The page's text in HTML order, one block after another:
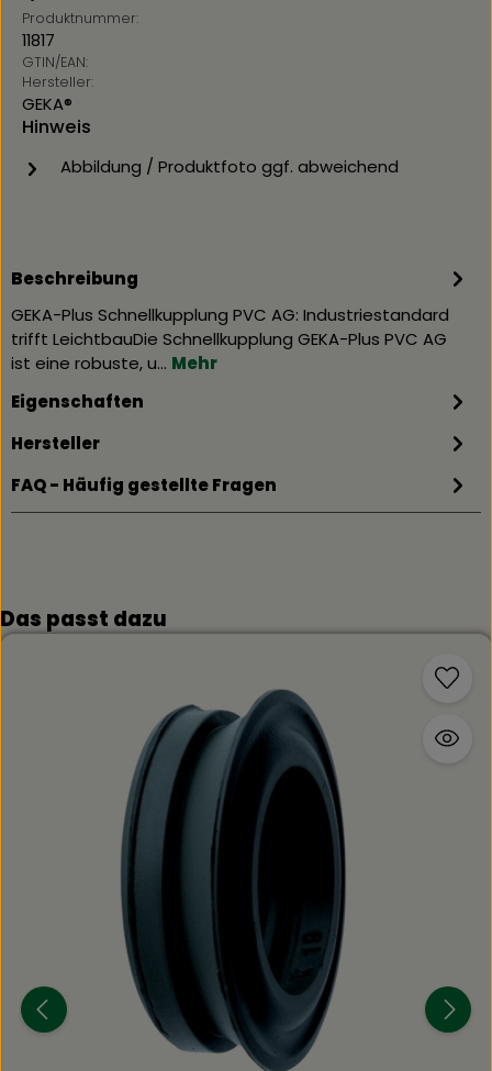
Produktnummer:
11817
GTIN/EAN:
Hersteller:
GEKA®
Hinweis
Abbildung / Produktfoto ggf. abweichend
Beschreibung
GEKA-Plus Schnellkupplung PVC AG: Industriestandard
trifft LeichtbauDie Schnellkupplung GEKA-Plus PVC AG
ist eine robuste, u… Mehr
Eigenschaften
Hersteller
FAQ - Häufig gestellte Fragen
Produktgalerie überspringen
Das passt dazu